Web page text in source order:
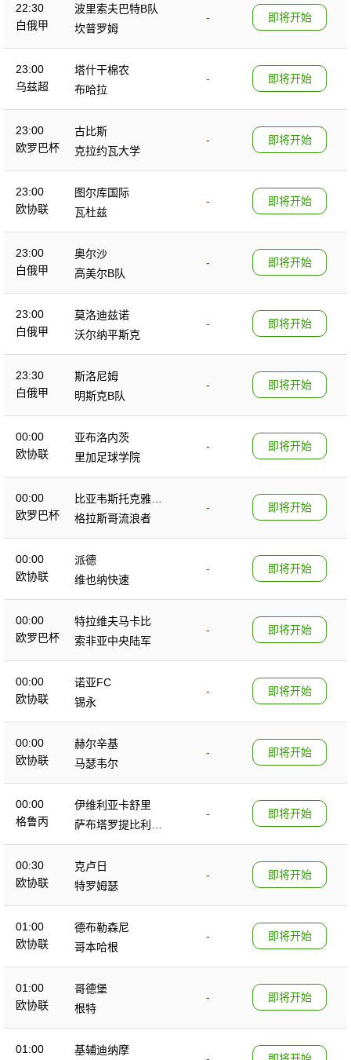
22:30
白俄甲
波里索夫巴特B队
-
坎普罗姆
即将开始
23:00
乌兹超
塔什干棉农
-
布哈拉
即将开始
23:00
欧罗巴杯
古比斯
-
克拉约瓦大学
即将开始
23:00
欧协联
图尔库国际
-
瓦杜兹
即将开始
23:00
白俄甲
奥尔沙
-
高美尔B队
即将开始
23:00
白俄甲
莫洛迪兹诺
-
沃尔纳平斯克
即将开始
23:30
白俄甲
斯洛尼姆
-
明斯克B队
即将开始
00:00
欧协联
亚布洛内茨
-
里加足球学院
即将开始
00:00
欧罗巴杯
比亚韦斯托克雅盖
隆
-
格拉斯哥流浪者
即将开始
00:00
欧协联
派德
-
维也纳快速
即将开始
00:00
欧罗巴杯
特拉维夫马卡比
-
索非亚中央陆军
即将开始
00:00
欧协联
诺亚FC
-
锡永
即将开始
00:00
欧协联
赫尔辛基
-
马瑟韦尔
即将开始
00:00
格鲁丙
伊维利亚卡舒里
-
萨布塔罗提比利锡
B队
即将开始
00:30
欧协联
克卢日
-
特罗姆瑟
即将开始
01:00
欧协联
德布勒森尼
-
哥本哈根
即将开始
01:00
欧协联
哥德堡
-
根特
即将开始
01:00
基辅迪纳摩